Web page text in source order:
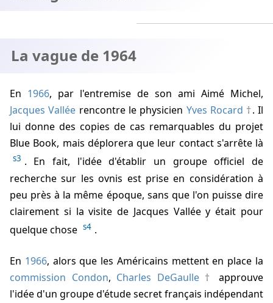
La vague de 1964
En 1966, par l'entremise de son ami Aimé Michel,
Jacques Vallée rencontre le physicien Yves Rocard
. Il
lui donne des copies de cas remarquables du projet
Blue Book, mais déplorera que leur contact s'arrête là
s3 . En fait, l'idée d'établir un groupe officiel de
recherche sur les ovnis est prise en considération à
peu près à la même époque, sans que l'on puisse dire
clairement si la visite de Jacques Vallée y était pour
quelque chose s4 .
En 1966, alors que les Américains mettent en place la
commission Condon, Charles DeGaulle
approuve
l'idée d'un groupe d'étude secret français indépendant